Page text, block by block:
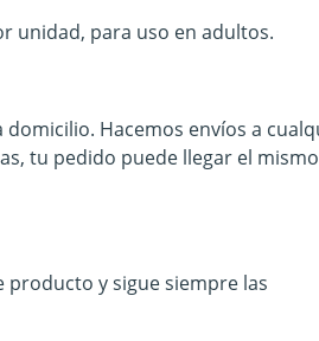
unidad, para uso en adultos.
Hacemos envíos a
tu pedido puede llegar el
producto y sigue siempre las